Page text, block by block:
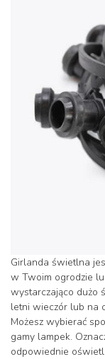
Girlanda świetlna
w Twoim ogrodzie
wystarczająco dużo
letni wieczór lub na
Możesz wybierać
gamy lampek.
odpowiednie